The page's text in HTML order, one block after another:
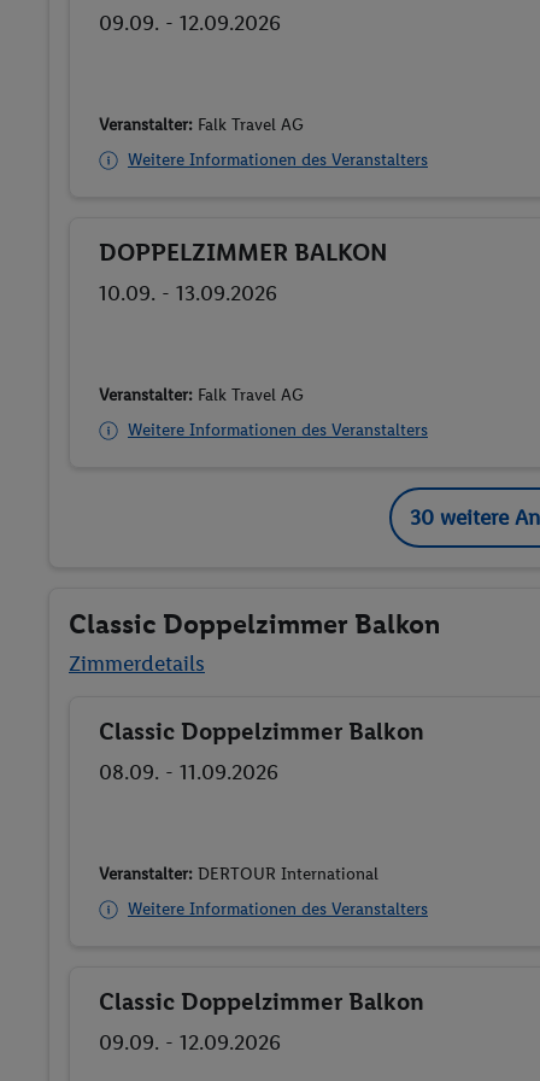
09.09. - 12.09.2026
Veranstalter: Falk Travel AG
Weitere Informationen des Veranstalters
Buchen
DOPPELZIMMER BALKON
10.09. - 13.09.2026
Veranstalter: Falk Travel AG
Weitere Informationen des Veranstalters
30 weitere
Classic Doppelzimmer Balkon
Zimmerdetails
Buchen
Classic Doppelzimmer Balkon
08.09. - 11.09.2026
Veranstalter: DERTOUR International
Weitere Informationen des Veranstalters
Buchen
Classic Doppelzimmer Balkon
09.09. - 12.09.2026